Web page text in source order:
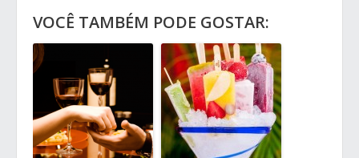
VOCÊ TAMBÉM PODE GOSTAR: